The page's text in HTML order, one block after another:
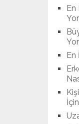
En
En